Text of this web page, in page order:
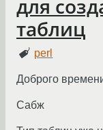
для
таблиц
perl
Доброго
Сабж